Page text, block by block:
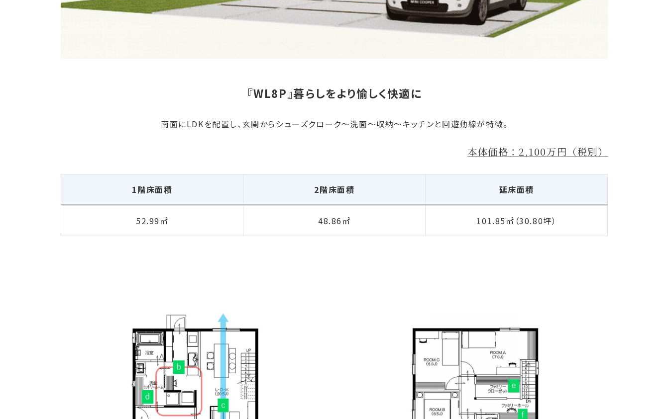
『WL8P』暮らしをより愉しく快適に
南面にLDKを配置し、玄関からシューズクローク～洗面～収納～キッチンと回遊動線が特徴。
本体価格：2,100万円（税別）
1階床面積 2階床面積 延床面積
52.99㎡ 48.86㎡ 101.85㎡（30.80坪）